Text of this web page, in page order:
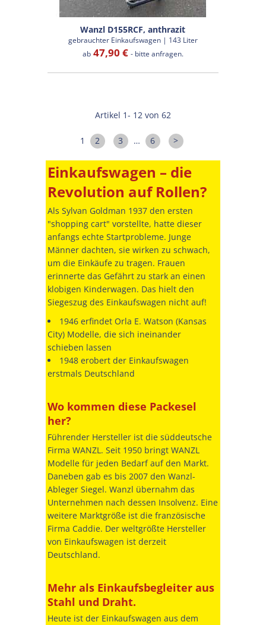
Wanzl D155RCF, anthrazit
gebrauchter Einkaufswagen | 143 Liter
ab47,90 € - bitte anfragen.
Artikel 1- 12 von 62
1 2 3 … 6 >
Einkaufswagen – die
Revolution auf Rollen?
Als Sylvan Goldman 1937 den ersten
"shopping cart" vorstellte, hatte dieser
anfangs echte Startprobleme. Junge
Männer dachten, sie wirken zu schwach,
um die Einkäufe zu tragen. Frauen
erinnerte das Gefährt zu stark an einen
klobigen Kinderwagen. Das hielt den
Siegeszug des Einkaufswagen nicht auf!
1946 erfindet Orla E. Watson (Kansas
City) Modelle, die sich ineinander
schieben lassen
1948 erobert der Einkaufswagen
erstmals Deutschland
Wo kommen diese Packesel
her?
Führender Hersteller ist die süddeutsche
Firma WANZL. Seit 1950 bringt WANZL
Modelle für jeden Bedarf auf den Markt.
Daneben gab es bis 2007 den Wanzl-
Ableger Siegel. Wanzl übernahm das
Unternehmen nach dessen Insolvenz. Eine
weitere Marktgröße ist die französische
Firma Caddie. Der weltgrößte Hersteller
von Einkaufswagen ist derzeit
Deutschland.
Mehr als Einkaufsbegleiter aus
Stahl und Draht.
Heute ist der Einkaufswagen aus dem